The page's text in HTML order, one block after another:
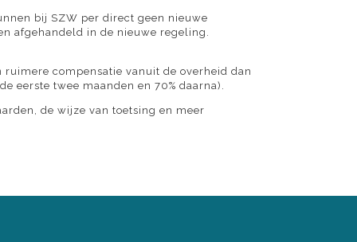
bij SZW per direct geen nieuwe
afgehandeld in de nieuwe regeling.
compensatie vanuit de overheid dan
eerste twee maanden en 70% daarna).
de wijze van toetsing en meer